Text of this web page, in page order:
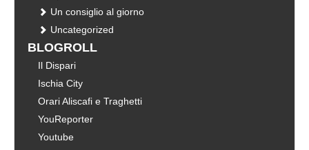
Un consiglio al giorno
Uncategorized
BLOGROLL
Il Dispari
Ischia City
Orari Aliscafi e Traghetti
YouReporter
Youtube